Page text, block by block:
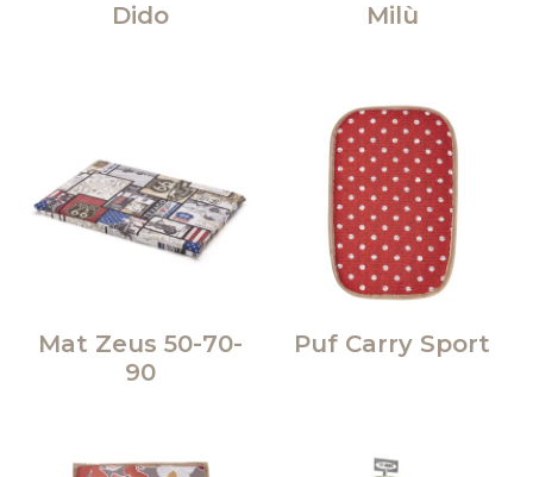
Dido Milù
Mat Zeus 50-70-
90
Puf Carry Sport